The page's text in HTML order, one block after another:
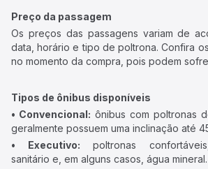
Preço da passagem
Os preços das passagens variam de
data, horário e tipo de poltrona. Confira
no momento da compra, pois podem
Tipos de ônibus disponíveis
• Convencional: ônibus com poltronas
geralmente possuem uma inclinação até
• Executivo: poltronas
sanitário e, em alguns casos, água mineral.